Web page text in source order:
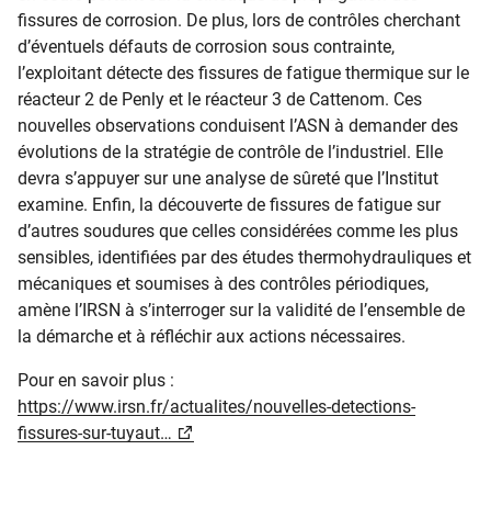
fissures de corrosion. De plus, lors de contrôles cherchant
d’éventuels défauts de corrosion sous contrainte,
l’exploitant détecte des fissures de fatigue thermique sur le
réacteur 2 de Penly et le réacteur 3 de Cattenom. Ces
nouvelles observations conduisent l’ASN à demander des
évolutions de la stratégie de contrôle de l’industriel. Elle
devra s’appuyer sur une analyse de sûreté que l’Institut
examine. Enfin, la découverte de fissures de fatigue sur
d’autres soudures que celles considérées comme les plus
sensibles, identifiées par des études thermohydrauliques et
mécaniques et soumises à des contrôles périodiques,
amène l’IRSN à s’interroger sur la validité de l’ensemble de
la démarche et à réfléchir aux actions nécessaires.
Pour en savoir plus :
https://www.irsn.fr/actualites/nouvelles-detections-
fissures-sur-tuyaut…